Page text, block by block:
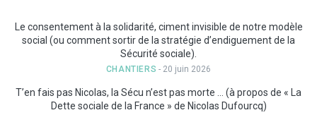
Le consentement à la solidarité, ciment invisible de notre modèle
social (ou comment sortir de la stratégie d’endiguement de la
Sécurité sociale).
CHANTIERS - 20 juin 2026
T’en fais pas Nicolas, la Sécu n’est pas morte … (à propos de « La
Dette sociale de la France » de Nicolas Dufourcq)